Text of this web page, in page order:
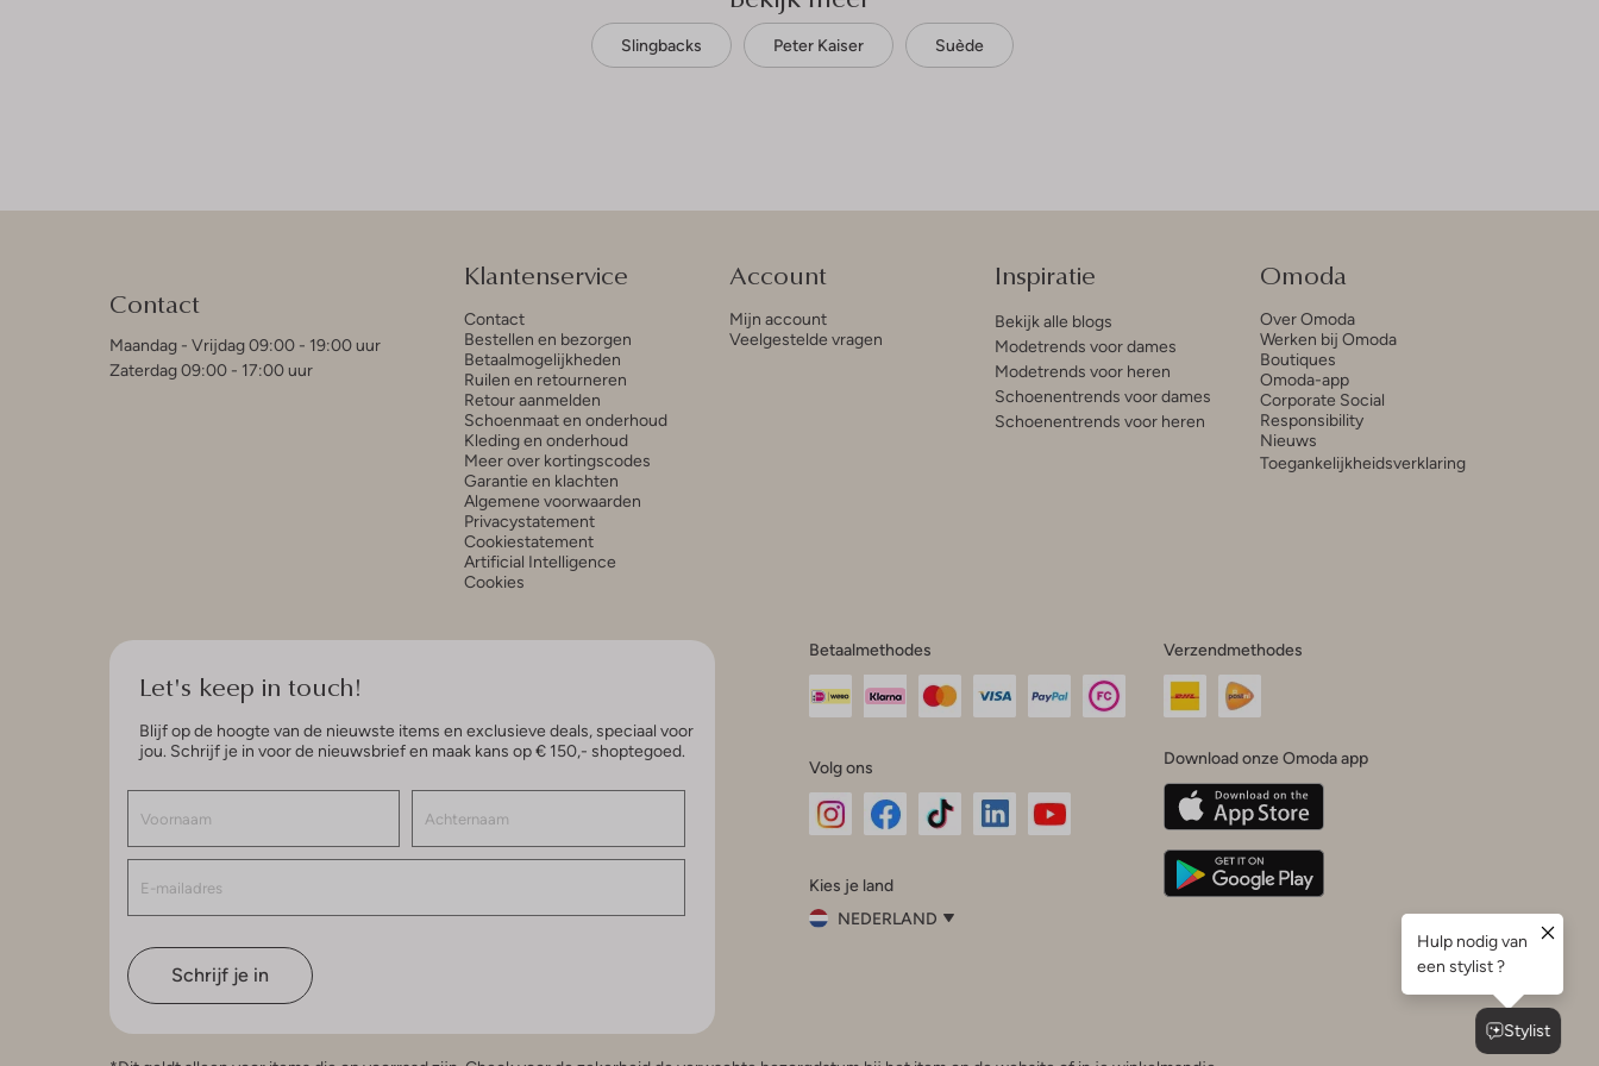
Slingbacks Peter Kaiser Suède
Contact
Maandag - Vrijdag 09:00 - 19:00 uur
Zaterdag 09:00 - 17:00 uur
Klantenservice
Contact
Bestellen en bezorgen
Betaalmogelijkheden
Ruilen en retourneren
Retour aanmelden
Schoenmaat en onderhoud
Kleding en onderhoud
Meer over kortingscodes
Garantie en klachten
Algemene voorwaarden
Privacystatement
Cookiestatement
Artificial Intelligence
Cookies
Account
Mijn account
Veelgestelde vragen
Inspiratie
Bekijk alle blogs
Modetrends voor dames
Modetrends voor heren
Schoenentrends voor dames
Schoenentrends voor heren
Omoda
Over Omoda
Werken bij Omoda
Boutiques
Omoda-app
Corporate Social
Responsibility
Nieuws
Toegankelijkheidsverklaring
Let's keep in touch!
Blijf op de hoogte van de nieuwste items en exclusieve deals, speciaal voor
jou. Schrijf je in voor de nieuwsbrief en maak kans op € 150,- shoptegoed.
Schrijf je in
Betaalmethodes
Volg ons
InstagramFacebook
Kies je land
NEDERLAND
Verzendmethodes
Download onze Omoda app